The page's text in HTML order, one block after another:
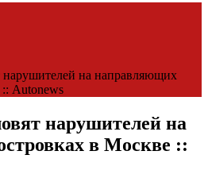
нарушителей на направляющих
Autonews
нарушителей на
в Москве ::